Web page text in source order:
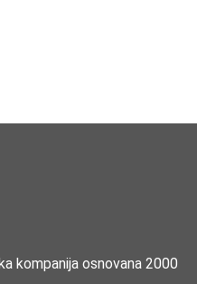
kompanija osnovana 2000